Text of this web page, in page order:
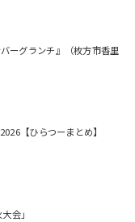
ーグランチ』（枚方市香里
【ひらつーまとめ】
会」